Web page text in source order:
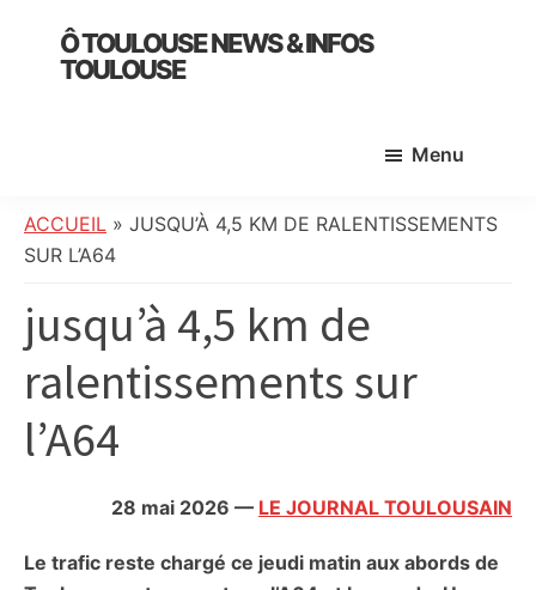
primary
Ô TOULOUSE NEWS & INFOS
TOULOUSE
:
info
société,
culture,
politique,
faits
citoyennes
Menu
ACCUEIL » JUSQU’À 4,5 KM DE RALENTISSEMENTS
SUR L’A64
jusqu’à 4,5 km de
ralentissements sur
l’A64
28 mai 2026 — LE JOURNAL TOULOUSAIN
Le trafic reste chargé ce jeudi matin aux abords de